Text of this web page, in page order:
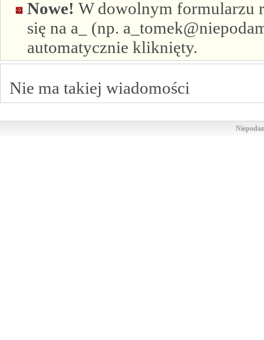
Nowe! W dowolnym formularzu
się na a_ (np.
automatycznie kliknięty.
Nie ma takiej wiadomości